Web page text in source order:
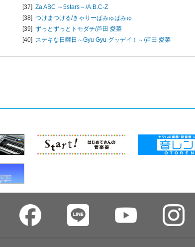
[37] Za ABC ～5stars～/A.B.C-Z
[38] つけまつける/きゃりーぱみゅぱみゅ
[39] ずっとずっとトモダチ/芦田 愛菜
[40] ステキな日曜日～Gyu Gyu グッデイ！～/芦田 愛菜